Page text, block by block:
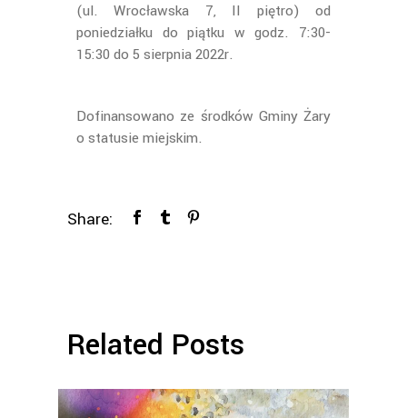
(ul. Wrocławska 7, II piętro) od
poniedziałku do piątku w godz. 7:30-
15:30 do 5 sierpnia 2022r.
Dofinansowano ze środków Gminy Żary
o statusie miejskim.
Share:
Related Posts